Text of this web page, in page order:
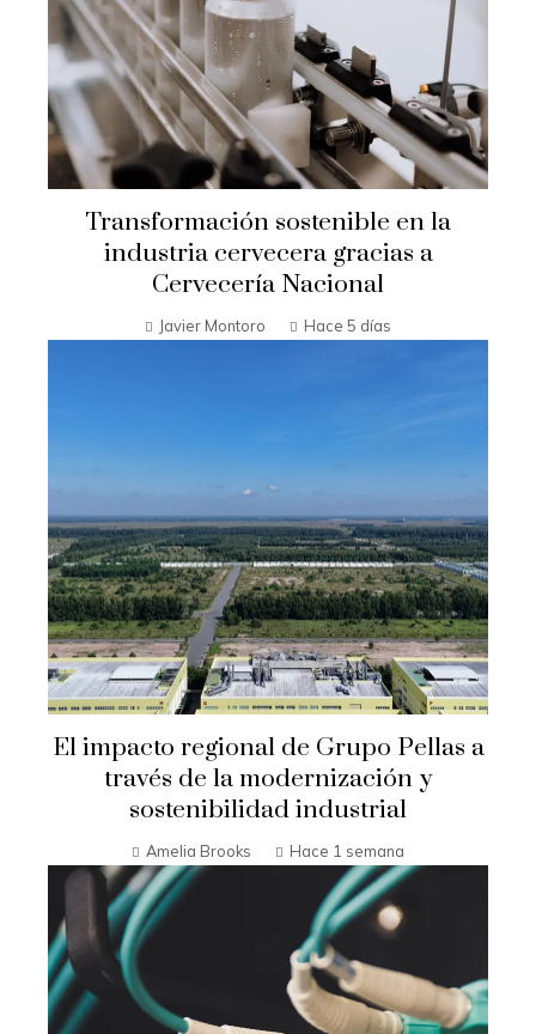
Transformación sostenible en la
industria cervecera gracias a
Cervecería Nacional
Javier Montoro Hace 5 días
El impacto regional de Grupo Pellas a
través de la modernización y
sostenibilidad industrial
Amelia Brooks Hace 1 semana